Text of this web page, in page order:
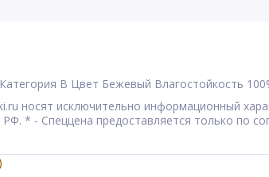
Категория B Цвет Бежевый Влагостойкость
носят исключительно информационный
* - Спеццена предоставляется только по